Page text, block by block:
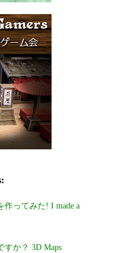
作ってみた! I made a
すか？ 3D Maps